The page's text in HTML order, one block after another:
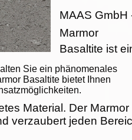
Sie ein phänomenales
Basaltite bietet Ihnen
MAAS GmbH
Marmor
Basaltite ist
Material. Der
verzaubert jeden